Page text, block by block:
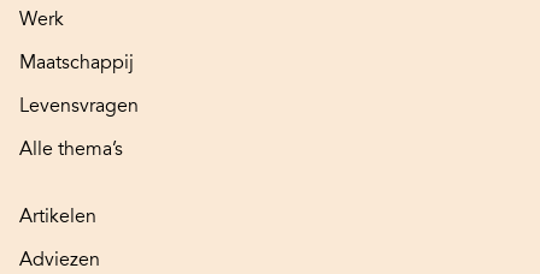
Werk
Maatschappij
Levensvragen
Alle thema’s
Artikelen
Adviezen